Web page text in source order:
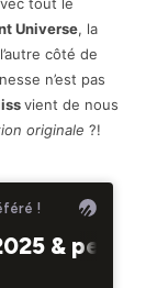
Universe, la
côté de
n’est pas
vient de nous
originale ?!